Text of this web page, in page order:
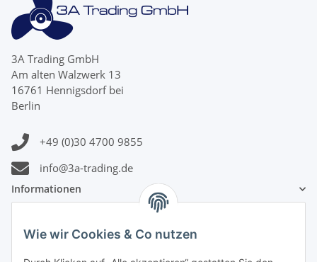
Wie wir Cookies & Co nutzen
3A Trading GmbH
Am alten Walzwerk 13
16761 Hennigsdorf bei
Berlin
+49 (0)30 4700 9855
info@3a-trading.de
Informationen
Gesetzliche Informationen